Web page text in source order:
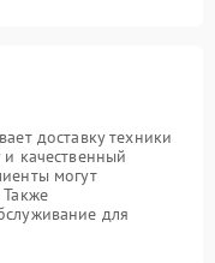
доставку техники
качественный
могут
для